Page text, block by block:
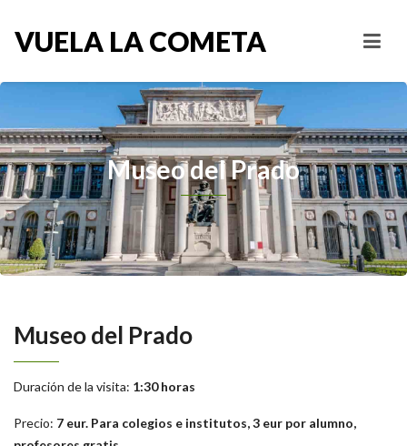
VUELA LA COMETA
Museo del Prado
Museo del Prado
Duración de la visita: 1:30horas
Precio: 7 eur. Para colegios e institutos, 3 eur por alumno,